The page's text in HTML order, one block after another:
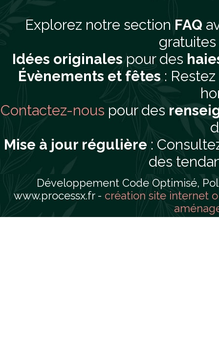
Explorez notre section FAQ
gratuites
Idées originales pour des
Évènements et fêtes :
Contactez-nous pour des
Mise à jour régulière :
des
Développement Code Optimisé,
www.processx.fr - création site internet